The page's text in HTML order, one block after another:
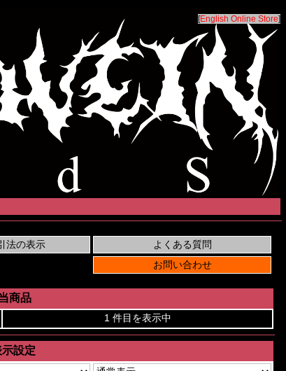
[English Online Store]
商品
1 件目を表示中
設定